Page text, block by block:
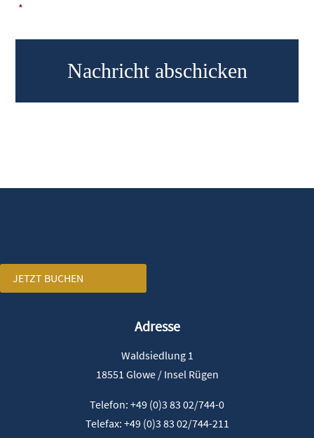
*
JETZT BUCHEN
Adresse
Waldsiedlung 1
18551 Glowe / Insel Rügen
Telefon: +49 (0)3 83 02/744-0
Telefax: +49 (0)3 83 02/744-211